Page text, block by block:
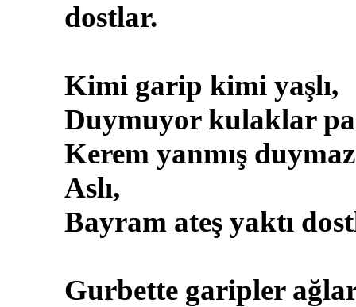
dostlar.
Kimi garip kimi yaşlı,
Duymuyor kulaklar
Kerem yanmış duymaz
Aslı,
Bayram ateş yaktı
Gurbette garipler